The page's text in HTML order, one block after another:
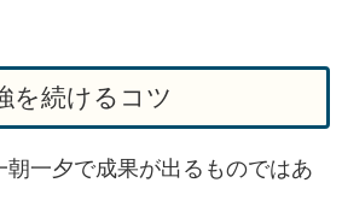
を続けるコツ
一夕で成果が出るものではあ